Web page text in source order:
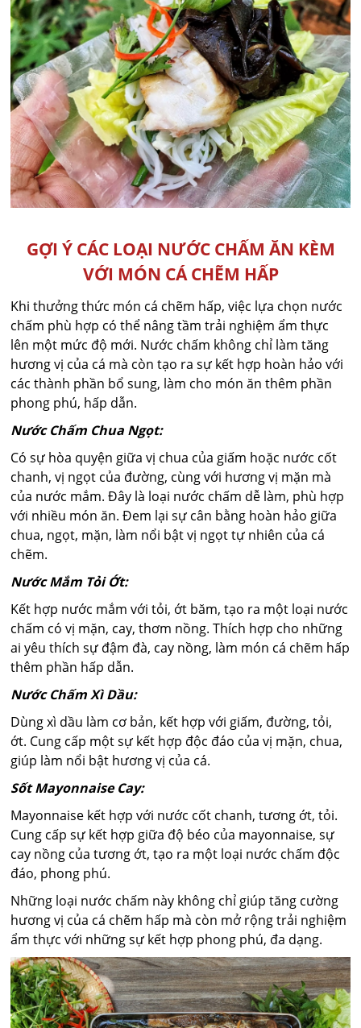
GỢI Ý CÁC LOẠI NƯỚC CHẤM ĂN KÈM
VỚI MÓN CÁ CHẼM HẤP
Khi thưởng thức món cá chẽm hấp, việc lựa chọn nước
chấm phù hợp có thể nâng tầm trải nghiệm ẩm thực
lên một mức độ mới. Nước chấm không chỉ làm tăng
hương vị của cá mà còn tạo ra sự kết hợp hoàn hảo với
các thành phần bổ sung, làm cho món ăn thêm phần
phong phú, hấp dẫn.
Nước Chấm Chua Ngọt:
Có sự hòa quyện giữa vị chua của giấm hoặc nước cốt
chanh, vị ngọt của đường, cùng với hương vị mặn mà
của nước mắm. Đây là loại nước chấm dễ làm, phù hợp
với nhiều món ăn. Đem lại sự cân bằng hoàn hảo giữa
chua, ngọt, mặn, làm nổi bật vị ngọt tự nhiên của cá
chẽm.
Nước Mắm Tỏi Ớt:
Kết hợp nước mắm với tỏi, ớt băm, tạo ra một loại nước
chấm có vị mặn, cay, thơm nồng. Thích hợp cho những
ai yêu thích sự đậm đà, cay nồng, làm món cá chẽm hấp
thêm phần hấp dẫn.
Nước Chấm Xì Dầu:
Dùng xì dầu làm cơ bản, kết hợp với giấm, đường, tỏi,
ớt. Cung cấp một sự kết hợp độc đáo của vị mặn, chua,
giúp làm nổi bật hương vị của cá.
Sốt Mayonnaise Cay:
Mayonnaise kết hợp với nước cốt chanh, tương ớt, tỏi.
Cung cấp sự kết hợp giữa độ béo của mayonnaise, sự
cay nồng của tương ớt, tạo ra một loại nước chấm độc
đáo, phong phú.
Những loại nước chấm này không chỉ giúp tăng cường
hương vị của cá chẽm hấp mà còn mở rộng trải nghiệm
ẩm thực với những sự kết hợp phong phú, đa dạng.